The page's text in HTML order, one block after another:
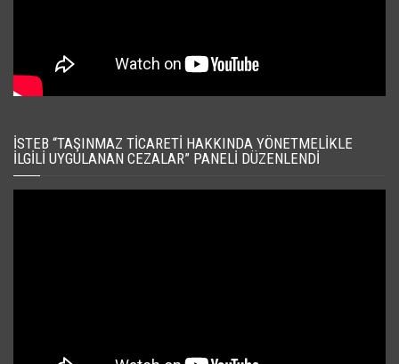
İSTEB “TAŞINMAZ TICARETI HAKKINDA YÖNETMELIKLE
İLGILI UYGULANAN CEZALAR” PANELI DÜZENLENDI